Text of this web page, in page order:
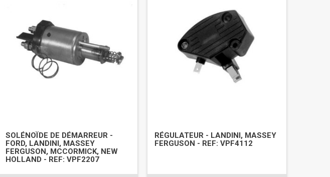
SOLÉNOÏDE DE DÉMARREUR -
FORD, LANDINI, MASSEY
FERGUSON, MCCORMICK, NEW
HOLLAND - REF: VPF2207
RÉGULATEUR - LANDINI, MASSEY
FERGUSON - REF: VPF4112